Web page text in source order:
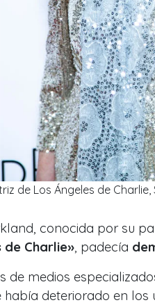
de Los Ángeles de
conocida por su
de Charlie», padecía
de medios
había deteriorado en